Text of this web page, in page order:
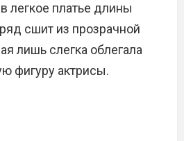
легкое платье длины
сшит из прозрачной
лишь слегка облегала
фигуру актрисы.